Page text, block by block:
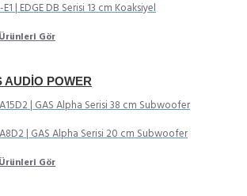
E1 | EDGE DB Serisi 13 cm Koaksiyel
Gör
AUDIO POWER
| GAS Alpha Serisi 38 cm Subwoofer
| GAS Alpha Serisi 20 cm Subwoofer
Gör
BLACKAIR12D2S-V2 Slim Kutulu
-Yorum Yap